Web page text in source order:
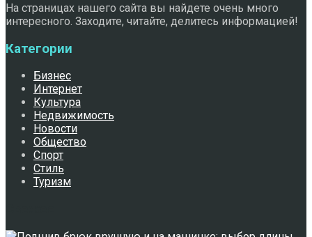
На страницах нашего сайта вы найдете очень много
интересного. Заходите, читайте, делитесь информацией!
Категории
Бизнес
Интернет
Культура
Недвижимость
Новости
Общество
Спорт
Стиль
Туризм